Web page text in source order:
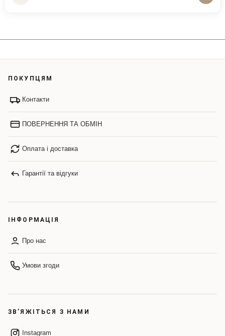
ПОКУПЦЯМ
Контакти
ПОВЕРНЕННЯ ТА ОБМІН
Оплата і доставка
Гарантії та відгуки
ІНФОРМАЦІЯ
Про нас
Умови згоди
ЗВ’ЯЖІТЬСЯ З НАМИ
Instagram